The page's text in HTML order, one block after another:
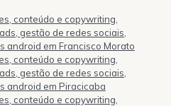
conteúdo e copywriting,
gestão de redes sociais,
android em Francisco Morato
conteúdo e copywriting,
gestão de redes sociais,
android em Piracicaba
conteúdo e copywriting,